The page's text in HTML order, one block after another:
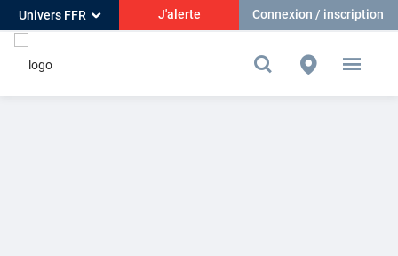
Univers FFR J'alerte Connexion / inscription